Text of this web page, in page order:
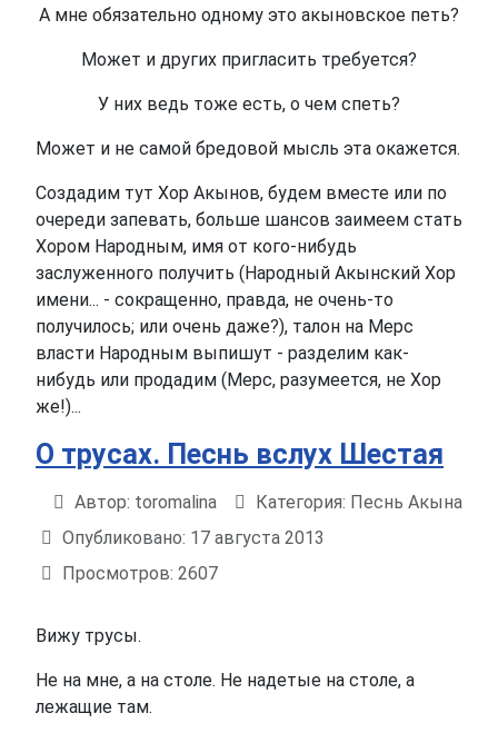
А мне обязательно одному это акыновское петь?
Может и других пригласить требуется?
У них ведь тоже есть, о чем спеть?
Может и не самой бредовой мысль эта окажется.
Создадим тут Хор Акынов, будем вместе или по
очереди запевать, больше шансов заимеем стать
Хором Народным, имя от кого-нибудь
заслуженного получить (Народный Акынский Хор
имени... - сокращенно, правда, не очень-то
получилось; или очень даже?), талон на Мерс
власти Народным выпишут - разделим как-
нибудь или продадим (Мерс, разумеется, не Хор
же!)...
О трусах. Песнь вслух Шестая
Автор: toromalina Категория: Песнь Акына
Опубликовано: 17 августа 2013
Просмотров: 2607
Вижу трусы.
Не на мне, а на столе. Не надетые на столе, а
лежащие там.